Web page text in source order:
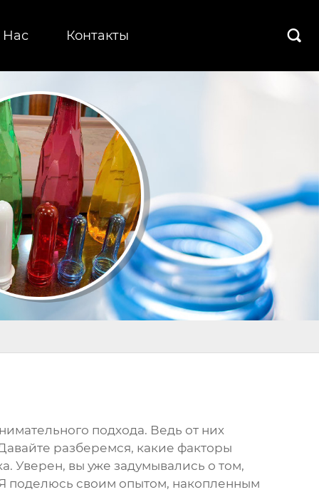
Контакты 
подхода. Ведь от них
разберемся, какие факторы
Уверен, вы уже задумывались о том,
поделюсь своим опытом, накопленным